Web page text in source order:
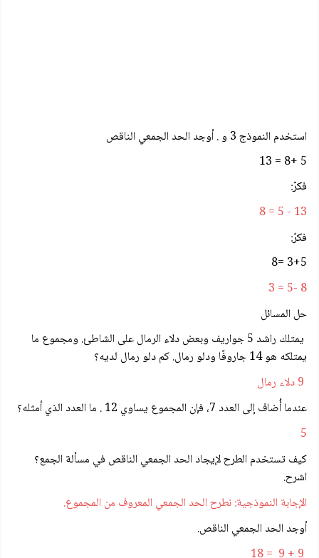
استخدم النموذج 3 و . أوجد الحد الجمعي الناقص
5 +8 = 13
فكرّ:
13 - 5 = 8
فكرّ:
3+5 =8
8 -5 = 3
حل المسائل
يمتلك راشد 5 جواريف وبعض دلاء الرمال على الشاطئ. ومجموع ما
يمتلكه هو 14 جاروفًا ودلو رمال. كم دلو رمال لديه؟
9 دلاء رمال
عندما أُضاف إلى العدد 7، فإن المجموع يساوي 12 . ما العدد الذي أمثله؟
5
كيف تستخدم الطرح لإيجاد الحد الجمعي الناقص في مسألة الجمع؟
اشرح.
الإجابة النموذجية: نطرح الحد الجمعي المعروف من المجموع.
أوجد الحد الجمعي الناقص.